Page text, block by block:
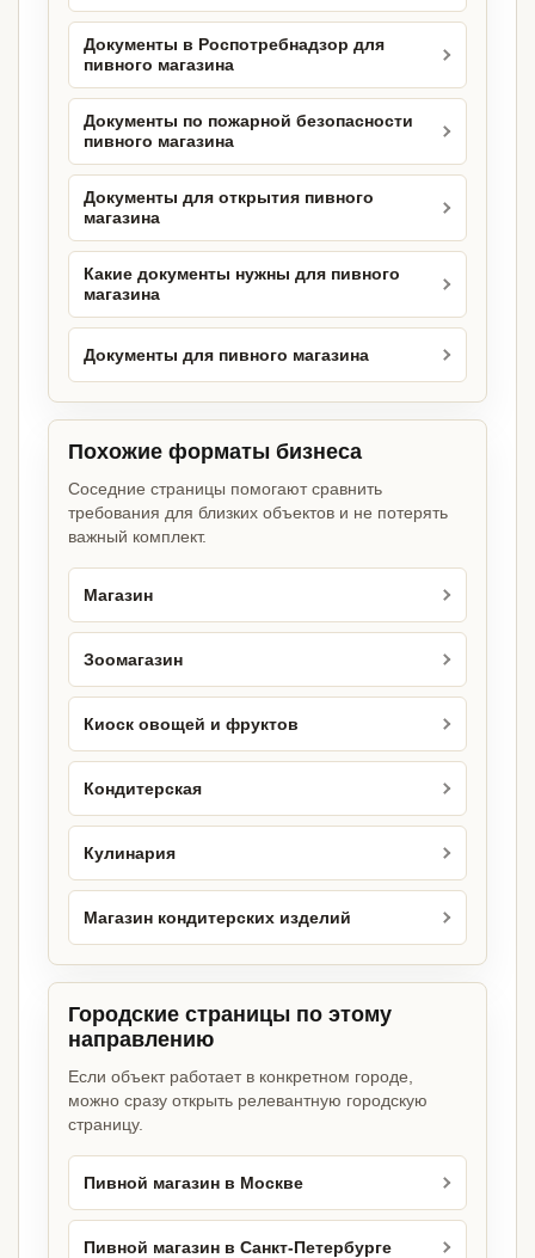
Документы в Роспотребнадзор для
пивного магазина
Документы по пожарной безопасности
пивного магазина
Документы для открытия пивного
магазина
Какие документы нужны для пивного
магазина
Документы для пивного магазина
Похожие форматы бизнеса
Соседние страницы помогают сравнить
требования для близких объектов и не потерять
важный комплект.
Магазин
Зоомагазин
Киоск овощей и фруктов
Кондитерская
Кулинария
Магазин кондитерских изделий
Городские страницы по этому
направлению
Если объект работает в конкретном городе,
можно сразу открыть релевантную городскую
страницу.
Пивной магазин в Москве
Пивной магазин в Санкт-Петербурге